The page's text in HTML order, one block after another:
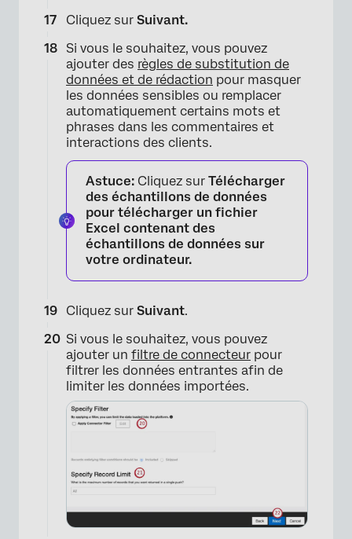
Cliquez sur Suivant.
Si vous le souhaitez, vous pouvez
ajouter des règles de substitution de
données et de rédaction pour masquer
les données sensibles ou remplacer
automatiquement certains mots et
phrases dans les commentaires et
interactions des clients.
Astuce: Cliquez sur Télécharger
des échantillons de données
pour télécharger un fichier
Excel contenant des
échantillons de données sur
votre ordinateur.
Cliquez sur Suivant.
Si vous le souhaitez, vous pouvez
ajouter un filtre de connecteur pour
filtrer les données entrantes afin de
limiter les données importées.